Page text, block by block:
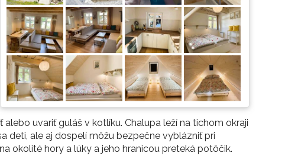
uvariť guláš v kotlíku. Chalupa leží na tichom okraji
deti, ale aj dospelí môžu bezpečne vyblázniť pri
okolité hory a lúky a jeho hranicou preteká potôčik.